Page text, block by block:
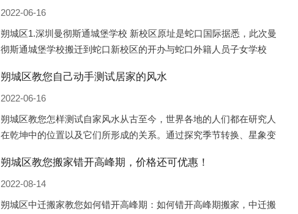
2022-06-16
朔城区1.深圳曼彻斯通城堡学校 新校区原址是蛇口国际据悉，此次曼
彻斯通城堡学校搬迁到蛇口新校区的开办与蛇口外籍人员子女学校
正式并入蛇口外籍
朔城区教您自己动手测试居家的风水
2022-06-16
朔城区教您怎样测试自家风水从古至今，世界各地的人们都在研究人
在乾坤中的位置以及它们所形成的关系。通过探究季节转换、星象变
同住宅中的人，其一生中的财
朔城区教您搬家错开高峰期，价格还可优惠！
2022-08-14
朔城区中迁搬家教您如何错开高峰期：如何错开高峰期搬家，中迁搬